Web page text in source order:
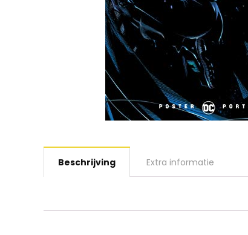
Beschrijving Extra informatie